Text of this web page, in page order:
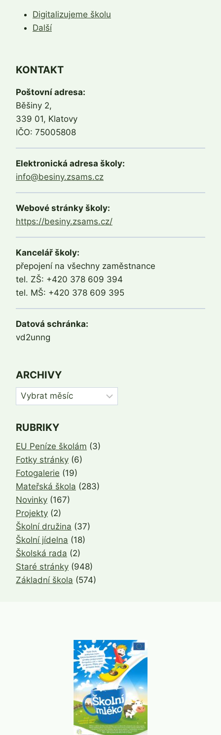
Digitalizujeme školu
Další
KONTAKT
Poštovní adresa:
Běšiny 2,
339 01, Klatovy
IČO: 75005808
Elektronická adresa školy:
info@besiny.zsams.cz
Webové stránky školy:
https://besiny.zsams.cz/
Kancelář školy:
přepojení na všechny zaměstnance
tel. ZŠ: +420 378 609 394
tel. MŠ: +420 378 609 395
Datová schránka:
vd2unng
ARCHIVY
Archivy
RUBRIKY
EU Peníze školám (3)
Fotky stránky (6)
Fotogalerie (19)
Mateřská škola (283)
Novinky (167)
Projekty (2)
Školní družina (37)
Školní jídelna (18)
Školská rada (2)
Staré stránky (948)
Základní škola (574)